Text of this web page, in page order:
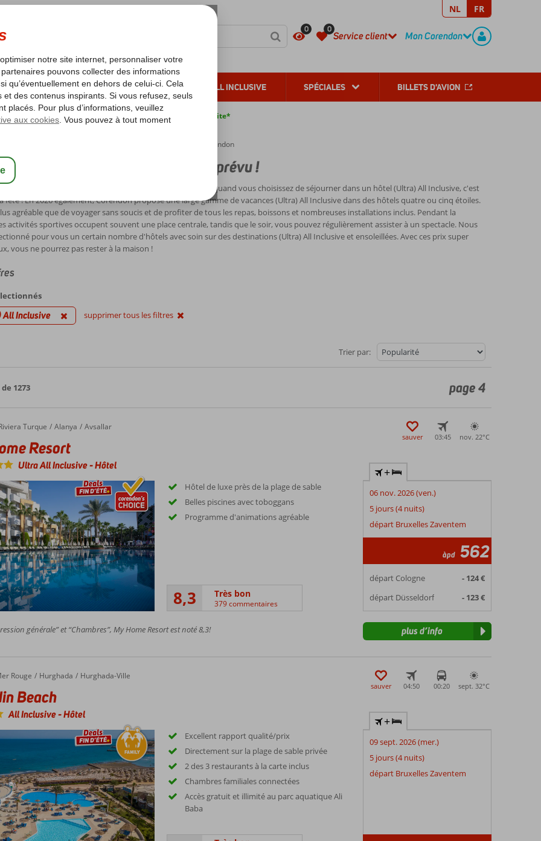
0 0
Service client
CONTACT
Mon Corendon
REGISTERNL FR
D'HIVER VACANCES AU SOLEIL ALL INCLUSIVE SPÉCIALES BILLETS D'AVION
Pas de surcharge carburant Annulation gratuite*
all inclusive 2026 - Voyage pas cher tout compris | Corendon
(Ultra) All Inclusive - Tout est prévu !
sont un moment de plaisir où il ne faut penser à rien. Et quand vous choisissez de séjourner dans un hôtel (Ultra) All Inclusive, c'est
fête ! En 2026 également, Corendon propose une large gamme de vacances (Ultra) All Inclusive dans des hôtels quatre ou cinq étoiles.
agréable que de voyager sans soucis et de profiter de tous les repas, boissons et nombreuses installations inclus. Pendant la
activités sportives occupent souvent une place centrale, tandis que le soir, vous pouvez régulièrement assister à un spectacle. Nous
pour vous un certain nombre d'hôtels avec soin sur des destinations (Ultra) All Inclusive et ensoleillées. Avec ces prix super
vous ne pourrez pas rester à la maison !
Inclusive supprimer tous les filtres
Trier par:
1273 page 4
Turque Alanya Avsallar
Resort
Resort
Ultra All Inclusive-Hôtel
sauver 03:45 nov. 22°C
Hôtel de luxe près de la plage de sable
Belles piscines avec toboggans
Programme d'animations agréable
8,3 Très bon
379 commentaires
+
06 nov. 2026 (ven.)
5 jours (4 nuits)
départ Bruxelles Zaventem
àpd 562
départ Cologne
- 124 €
départ Düsseldorf
- 123 €
générale” et “Chambres”, My Home Resort est noté 8,3! plus d’info
Rouge Hurghada Hurghada-Ville
Beach
All Inclusive-Hôtel
sauver 04:50 00:20 sept. 32°C
Excellent rapport qualité/prix
Directement sur la plage de sable privée
2 des 3 restaurants à la carte inclus
Chambres familiales connectées
Accès gratuit et illimité au parc aquatique Ali
Baba
+
09 sept. 2026 (mer.)
5 jours (4 nuits)
départ Bruxelles Zaventem